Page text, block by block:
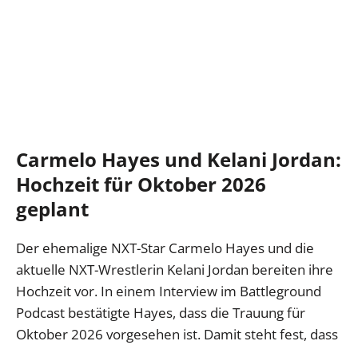
Carmelo Hayes und Kelani Jordan:
Hochzeit für Oktober 2026
geplant
Der ehemalige NXT-Star Carmelo Hayes und die
aktuelle NXT-Wrestlerin Kelani Jordan bereiten ihre
Hochzeit vor. In einem Interview im Battleground
Podcast bestätigte Hayes, dass die Trauung für
Oktober 2026 vorgesehen ist. Damit steht fest, dass